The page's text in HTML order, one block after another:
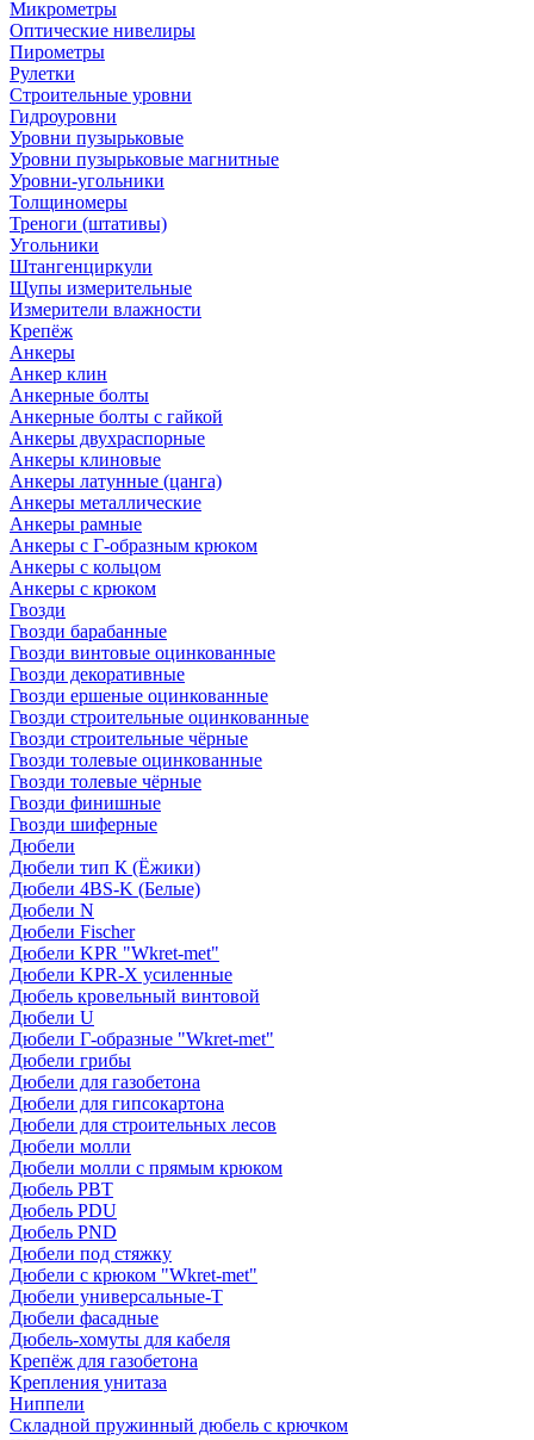
Микрометры
Оптические нивелиры
Пирометры
Рулетки
Строительные уровни
Гидроуровни
Уровни пузырьковые
Уровни пузырьковые магнитные
Уровни-угольники
Толщиномеры
Треноги (штативы)
Угольники
Штангенциркули
Щупы измерительные
Измерители влажности
Крепёж
Анкеры
Анкер клин
Анкерные болты
Анкерные болты с гайкой
Анкеры двухраспорные
Анкеры клиновые
Анкеры латунные (цанга)
Анкеры металлические
Анкеры рамные
Анкеры с Г-образным крюком
Анкеры с кольцом
Анкеры с крюком
Гвозди
Гвозди барабанные
Гвозди винтовые оцинкованные
Гвозди декоративные
Гвозди ершеные оцинкованные
Гвозди строительные оцинкованные
Гвозди строительные чёрные
Гвозди толевые оцинкованные
Гвозди толевые чёрные
Гвозди финишные
Гвозди шиферные
Дюбели
Дюбели тип К (Ёжики)
Дюбели 4BS-K (Белые)
Дюбели N
Дюбели Fischer
Дюбели KPR "Wkret-met"
Дюбели KPR-Х усиленные
Дюбель кровельный винтовой
Дюбели U
Дюбели Г-образные "Wkret-met"
Дюбели грибы
Дюбели для газобетона
Дюбели для гипсокартона
Дюбели для строительных лесов
Дюбели молли
Дюбели молли с прямым крюком
Дюбель PBT
Дюбель PDU
Дюбель PND
Дюбели под стяжку
Дюбели с крюком "Wkret-met"
Дюбели универсальные-Т
Дюбели фасадные
Дюбель-хомуты для кабеля
Крепёж для газобетона
Крепления унитаза
Ниппели
Складной пружинный дюбель с крючком